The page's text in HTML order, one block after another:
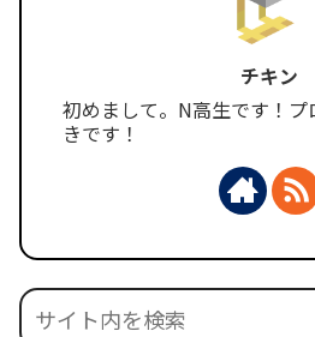
チキン
初めまして。N高生です！
きです！